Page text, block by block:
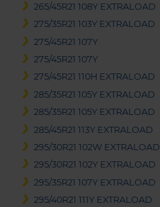
265/45R21 108Y EXTRALOAD
275/35R21 103Y EXTRALOAD
275/45R21 107Y
275/45R21 107Y
275/45R21 110H EXTRALOAD
285/35R21 105Y EXTRALOAD
285/35R21 105Y EXTRALOAD
285/45R21 113Y EXTRALOAD
295/30R21 102W EXTRALOAD
295/30R21 102Y EXTRALOAD
295/35R21 107Y EXTRALOAD
295/40R21 111Y EXTRALOAD